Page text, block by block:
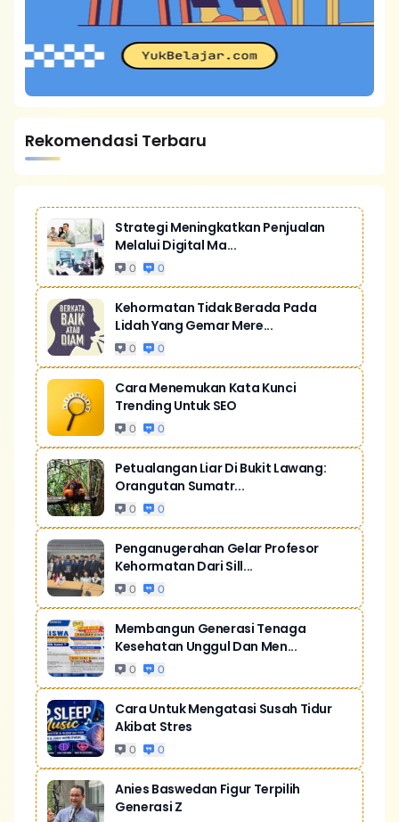
Rekomendasi Terbaru
Strategi Meningkatkan Penjualan
Melalui Digital Ma...
0 0
Kehormatan Tidak Berada Pada
Lidah Yang Gemar Mere...
0 0
Cara Menemukan Kata Kunci
Trending Untuk SEO
0 0
Petualangan Liar Di Bukit Lawang:
Orangutan Sumatr...
0 0
Penganugerahan Gelar Profesor
Kehormatan Dari Sill...
0 0
Membangun Generasi Tenaga
Kesehatan Unggul Dan Men...
0 0
Cara Untuk Mengatasi Susah Tidur
Akibat Stres
0 0
Anies Baswedan Figur Terpilih
Generasi Z